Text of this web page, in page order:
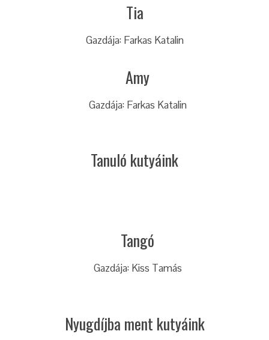
Tia
Gazdája: Farkas Katalin
Amy
Gazdája: Farkas Katalin
Tanuló kutyáink
Tangó
Gazdája: Kiss Tamás
Nyugdíjba ment kutyáink